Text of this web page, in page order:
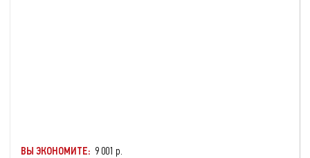
ВЫ ЭКОНОМИТЕ: 9 001 р.